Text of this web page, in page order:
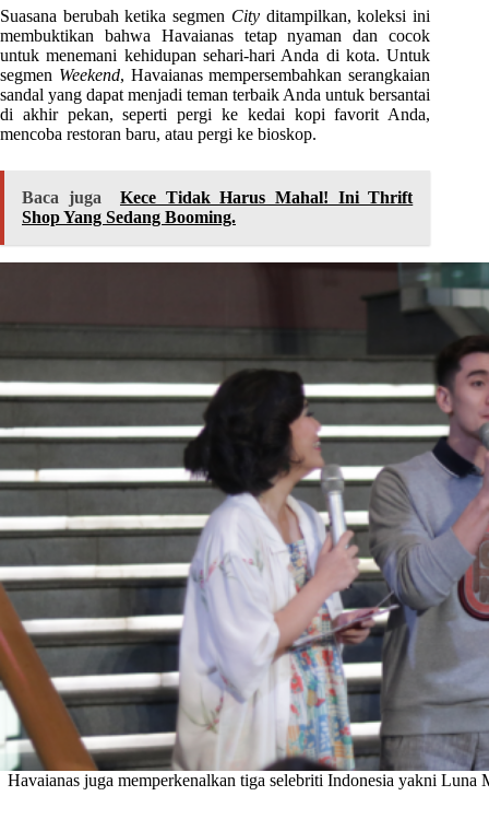
Suasana berubah ketika segmen City ditampilkan, koleksi ini
membuktikan bahwa Havaianas tetap nyaman dan cocok
untuk menemani kehidupan sehari-hari Anda di kota. Untuk
segmen Weekend, Havaianas mempersembahkan serangkaian
sandal yang dapat menjadi teman terbaik Anda untuk bersantai
di akhir pekan, seperti pergi ke kedai kopi favorit Anda,
mencoba restoran baru, atau pergi ke bioskop.
Baca juga
Kece Tidak Harus Mahal! Ini Thrift
Shop Yang Sedang Booming.
Havaianas juga memperkenalkan tiga selebriti Indonesia yakni Luna